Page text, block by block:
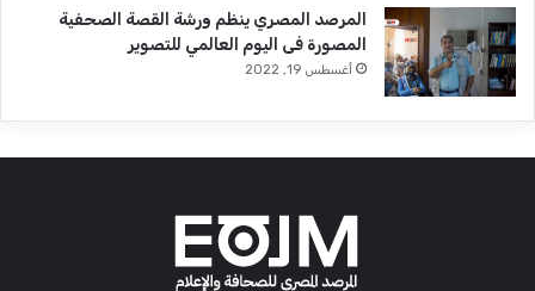
المرصد المصري ينظم ورشة القصة الصحفية
المصورة فى اليوم العالمي للتصوير
أغسطس 19, 2022